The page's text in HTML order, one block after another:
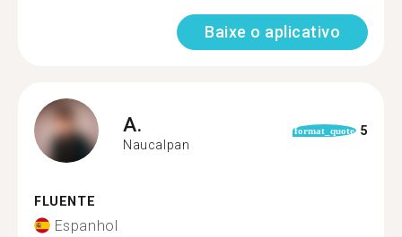
Baixe o aplicativo
A.
Naucalpan
format_quote 5
FLUENTE
Espanhol